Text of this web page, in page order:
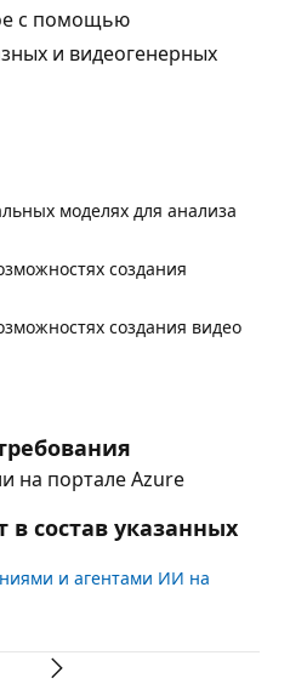
с помощью
и видеогенерных
моделях для анализа
создания
создания видео
на портале Azure
в состав указанных
и агентами ИИ на